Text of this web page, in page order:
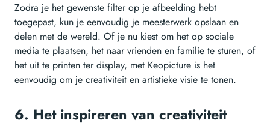
Zodra je het gewenste filter op je afbeelding hebt
toegepast, kun je eenvoudig je meesterwerk opslaan en
delen met de wereld. Of je nu kiest om het op sociale
media te plaatsen, het naar vrienden en familie te sturen, of
het uit te printen ter display, met Keopicture is het
eenvoudig om je creativiteit en artistieke visie te tonen.
6. Het inspireren van creativiteit